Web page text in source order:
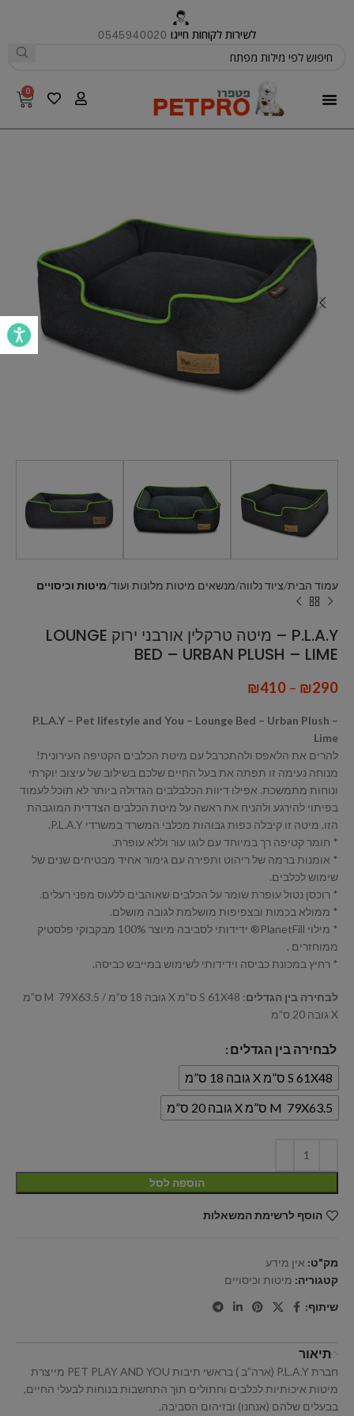
לשירות לקוחות חייגו 0545940020
0
עמוד הבית ציוד נלווה מנשאים מיטות מלונות ועוד מיטות וכיסויים
P.L.A.Y – מיטה טרקלין אורבני ירוק LOUNGE
BED – URBAN PLUSH – LIME
₪290
–
₪410
P.L.A.Y – Pet lifestyle and You – Lounge Bed – Urban Plush –
Lime
להרים את הלאפס ולהתכרבל עם מיטת הכלבים הקטיפה העירונית!
מנוחה נעימה זו תפתה את בעל החיים שלכם בשילוב של עיצוב יוקרתי
ונוחות מתמשכת. אפילו דיוות הכלבלבים הגדולה ביותר לא תוכל לעמוד
בפיתוי להירגע ולהניח את ראשה על מיטת הכלבים הצדדית המוגבהת
הזו. מיטה זו קיבלה כפות גבוהות מכלבי המשרד במשרדי P.L.A.Y.
* חומר קטיפה רך במיוחד עם לוגו עור וללא עופרת.
* אומנות ברמה של ריהוט ותפירה עם גימור אחיד מבטיחים שנים של
שימוש לכלבים.
* רוכסן נטול עופרת שומר על הכלבים שאוהבים ללעוס מפני רעלים.
* ממולא בכמות ובצפיפות מושלמת לגובה מושלם.
* מילוי PlanetFill® ידידותי לסביבה מיוצר 100% מבקבוקי פלסטיק
ממוחזרים .
* רחיץ במכונת כביסה וידידותי לשימוש במייבש כביסה.
לבחירה בין הגדלים
: S 61X48 ס”מ X גובה 18 ס”מ / M 79X63.5 ס”מ
X גובה 20 ס”מ
לבחירה בין הגדלים
S 61X48 ס”מ X גובה 18 ס”מ
M 79X63.5 ס”מ X גובה 20 ס”מ
הוספה לסל
הוסף לרשימת המשאלות
מק"ט: אין מידע
קטגוריה: מיטות וכיסויים
שיתוף:
תיאור
חברת P.L.A.Y (ארה”ב ) בראשי תיבות PET PLAY AND YOU מייצרת
מיטות איכותיות לכלבים וחתולים תוך התחשבות בנוחות לבעלי החיים,
בבעלים שלהם (אנחנו) ובזיהום הסביבה.